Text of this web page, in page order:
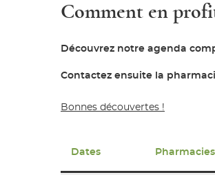
Comment en
Découvrez notre agenda
Contactez ensuite la
Bonnes découvertes !
Dates Pharmacies